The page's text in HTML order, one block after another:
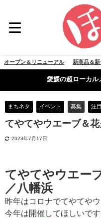
オープン＆リニューアル 新商品＆新
愛媛の超ローカル
まちネタ イベント 募集 注目
てやてやウエーブ＆
2023年7月17日
てやてやウエー
／八幡浜
昨年はコロナでてやてや
今年は開催してほしいです